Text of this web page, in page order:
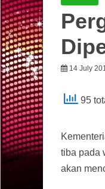
14 July
95
tiba pada
akan